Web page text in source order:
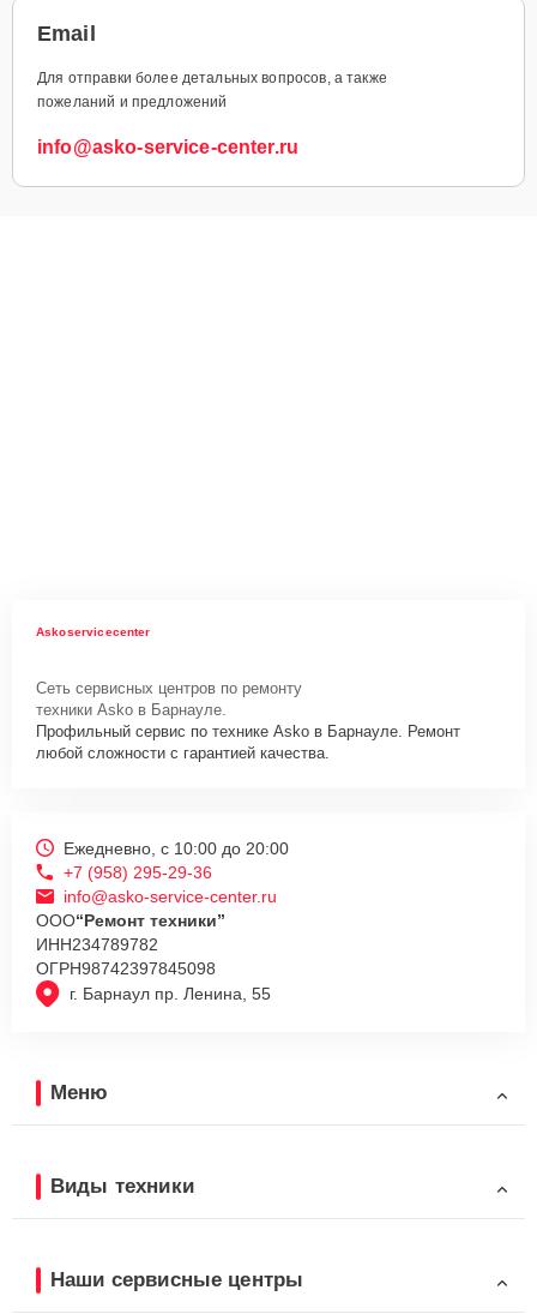
Email
Для отправки более детальных вопросов, а также
пожеланий и предложений
info@asko-service-center.ru
Askoservicecenter
Сеть сервисных центров по ремонту
техники Asko в Барнауле.
Профильный сервис по технике Asko в Барнауле. Ремонт
любой сложности с гарантией качества.
г. Барнаул пр. Ленина, 55
Ежедневно, с 10:00 до 20:00
+7 (958) 295-29-36
info@asko-service-center.ru
ООО“Ремонт техники”
ИНН234789782
ОГРН98742397845098
Меню
Виды техники
Наши сервисные центры